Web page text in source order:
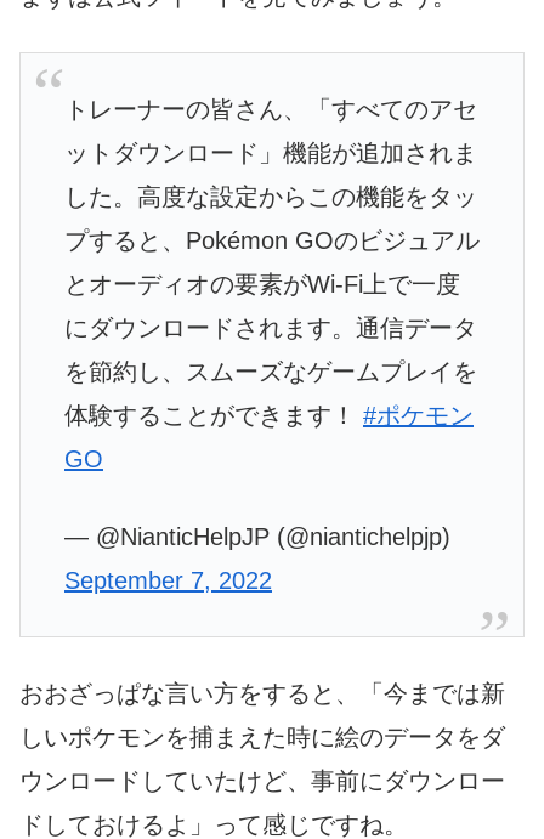
トレーナーの皆さん、「すべてのアセ
ットダウンロード」機能が追加されま
した。高度な設定からこの機能をタッ
プすると、Pokémon GOのビジュアル
とオーディオの要素がWi-Fi上で一度
にダウンロードされます。通信データ
を節約し、スムーズなゲームプレイを
体験することができます！ #ポケモン
GO
— @NianticHelpJP (@niantichelpjp)
September 7, 2022
おおざっぱな言い方をすると、「今までは新
しいポケモンを捕まえた時に絵のデータをダ
ウンロードしていたけど、事前にダウンロー
ドしておけるよ」って感じですね。